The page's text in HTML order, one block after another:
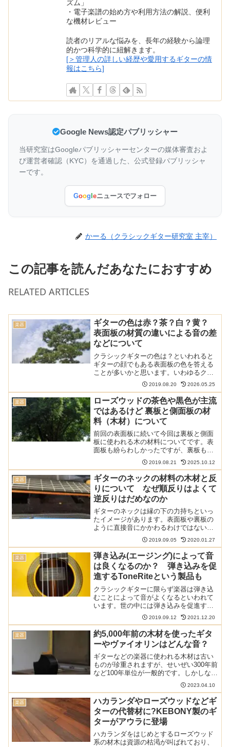
ズム」
・電子楽譜の始め方や利用方法の解説、便利
な機材レビュー
読者のリアルな悩みを、長年の経験から論理
的かつ科学的に紐解きます。
[＞管理人の詳しい経歴や愛用するギターの情
報はこちら]
Google News認定パブリッシャー
当研究室はGoogleパブリッシャーセンターの媒体審査およ
び運営者確認（KYC）を通過した、公式登録パブリッシャ
ーです。
Goog eニュースでフォロー
かーる（クラシックギター研究室 主宰）
この記事を読んだあなたにおすすめ
RELATED ARTICLES
楽器
ギターの色は赤？茶？白？黄？
表面板の材質の違いによる音の差
などについて
クラシックギターの色は？といわれると
ギターの顔でもある表面板の色を答える
ことが多いかと思います。いわゆるクラ
シックギターの色というと赤、白、黄色
といったところですが、それぞれ何が違
うのでしょうか。 このサイトのクラシッ
クギターの材料や楽器そ...
2019.08.20 2026.05.25
楽器
ローズウッドの茶色や黒色が主流
ではあるけど 裏板と側面板の材
料（木材）について
前回の表面板に続いて今回は裏板と側面
板に使われる木の材料についてです。表
面板も紛らわしかったですが、裏板も負
けず劣らずややこしいところがありまし
た。 このサイトのクラシックギターの材
料や楽器その物に関する記事は以下の記
事でまとめてあります:...
2019.08.21 2025.10.12
楽器
ギターのネックの材料の木材と反
りについて なぜ順反りはよくて
逆反りはだめなのか
ギターのネックは縁の下の力持ちといっ
たイメージがあります。表面板や裏板の
ように直接音にかかわるわけではない。
でも音には影響があるし、何よりネック
がないと楽器として成り立たない。そし
て、ギター本体の中で最も体で触れるパ
ーツです。そんなネックの...
2019.09.05 2020.01.27
楽器
弾き込み(エージング)によって音
は良くなるのか？ 弾き込みを促
進するToneRiteという製品も
クラシックギターに限らず楽器は弾き込
むことによって音がよくなるといわれて
います。世の中には弾き込みを促進する
ためのグッズも販売されているようで
す。なぜ弾き込みによって音が変化する
のでしょうか？ このサイトのクラシック
ギターの材料や楽器その物...
2019.09.12 2021.12.20
楽器
約5,000年前の木材を使ったギタ
ーやヴァイオリンはどんな音？
ギターなどの楽器に使われる木材は古い
ものが珍重されますが、せいぜい300年前
など100年単位が一般的です。しかしなが
ら、世の中には約5,000年前という桁違い
の木材を使ったギターやヴァイオリンが
存在します。一体どんな音がするのでし
ょうか？ ...
2023.04.10
楽器
ハカランダやローズウッドなどギ
ターの代替材に?KEBONY製のギ
ターがアウラに登場
ハカランダをはじめとするローズウッド
系の材木は資源の枯渇が叫ばれており、